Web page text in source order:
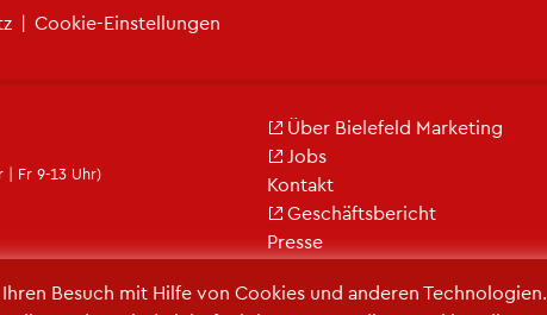
| Coo­kie-Ein­stel­lun­gen
Be­such mit Hilfe von Coo­kies und an­de­ren Tech­no­lo­gi­en.
| Fr 9-13 Uhr)
Über Bie­le­feld Mar­ke­ting
Jobs
Kon­takt
Ge­schäfts­be­richt
Pres­se